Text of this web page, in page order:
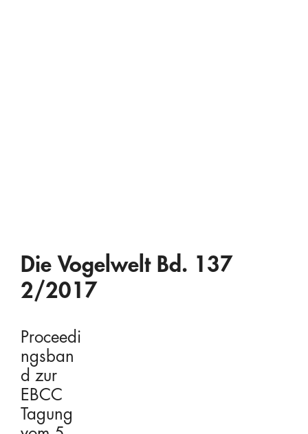
Die Vogelwelt Bd. 137
2/2017
Proceedi
ngsban
d zur
EBCC
Tagung